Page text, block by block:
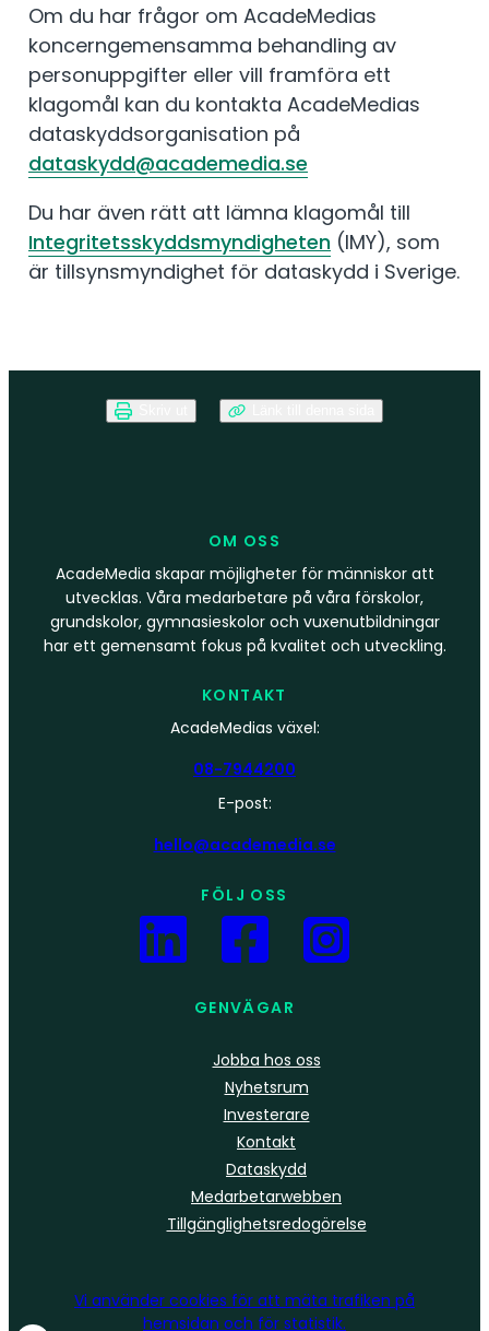
Om du har frågor om AcadeMedias
koncerngemensamma behandling av
personuppgifter eller vill framföra ett
klagomål kan du kontakta AcadeMedias
dataskyddsorganisation på
dataskydd@academedia.se
Du har även rätt att lämna klagomål till
Integritetsskyddsmyndigheten (IMY), som
är tillsynsmyndighet för dataskydd i Sverige.
OM OSS
AcadeMedia skapar möjligheter för människor att
utvecklas. Våra medarbetare på våra förskolor,
grundskolor, gymnasieskolor och vuxenutbildningar
har ett gemensamt fokus på kvalitet och utveckling.
KONTAKT
AcadeMedias växel:
08-7944200
E-post:
hello@academedia.se
FÖLJ OSS
GENVÄGAR
Jobba hos oss
Nyhetsrum
Investerare
Kontakt
Dataskydd
Medarbetarwebben
Tillgänglighetsredogörelse
Vi använder cookies för att mäta trafiken på
hemsidan och för statistik.